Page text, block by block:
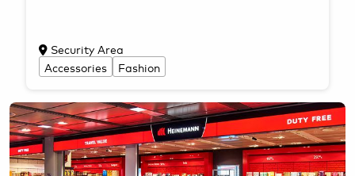
Security Area
Accessories
Fashion